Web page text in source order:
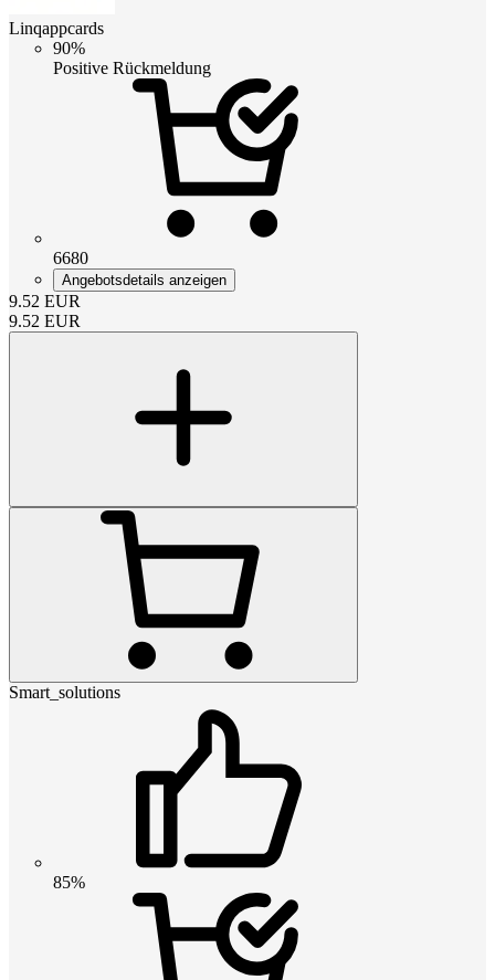
Linqappcards
90%
Positive Rückmeldung
6680
Angebotsdetails anzeigen
9.52 EUR
9.52 EUR
Smart_solutions
85%